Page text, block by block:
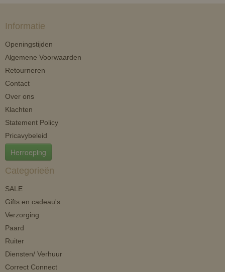
Informatie
Openingstijden
Algemene Voorwaarden
Retourneren
Contact
Over ons
Klachten
Statement Policy
Pricavybeleid
Herroeping
Categorieën
SALE
Gifts en cadeau's
Verzorging
Paard
Ruiter
Diensten/ Verhuur
Correct Connect